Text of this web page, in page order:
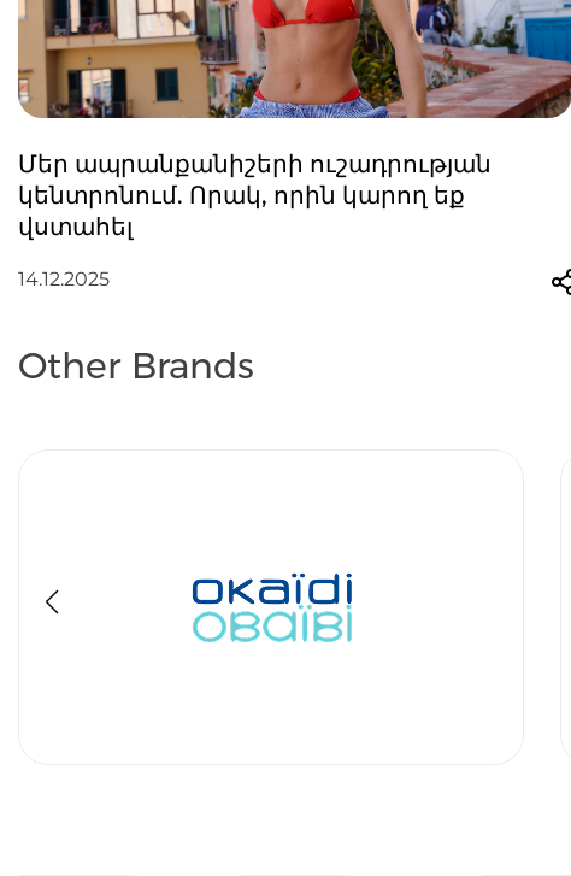
Մեր ապրանքանիշերի ուշադրության
կենտրոնում. Որակ, որին կարող եք
վստահել
14.12.2025
Other Brands